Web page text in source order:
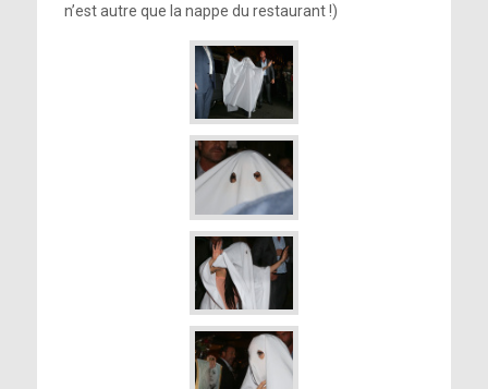
n’est autre que la nappe du restaurant !)